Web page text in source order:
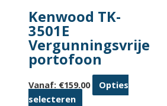
Kenwood TK-
3501E
Vergunningsvrije
portofoon
Vanaf: €159.00
Opties
selecteren
Dit